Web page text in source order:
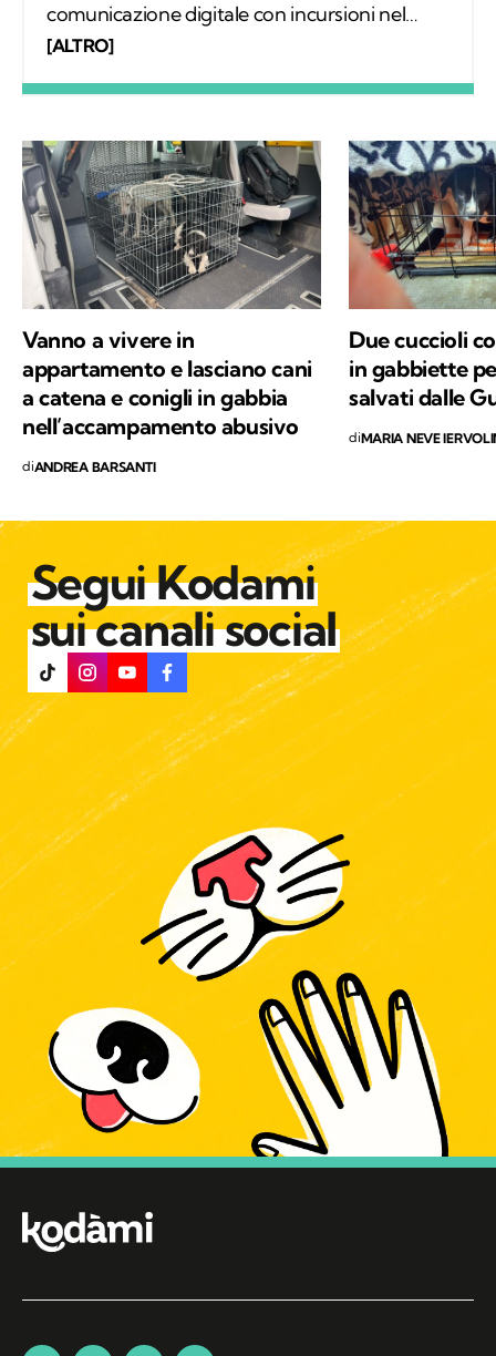
comunicazione digitale con incursioni nel
mondo della carta stampata, dove mi sono
all’aria aperta, e appena posso mi cimento in
percorsi di trekking nella natura. Nella filosofia
di Kodami ho ritrovato i miei valori e un
approccio consapevole ma agile ai problemi
del mondo.
[ALTRO]
Vanno a vivere in
appartamento e lasciano cani
a catena e conigli in gabbia
nell’accampamento abusivo
diANDREA BARSANTI
Due cuccioli
in gabbiette
salvati dalle
diMARIA NEVE
Segui Kodami
sui canali social